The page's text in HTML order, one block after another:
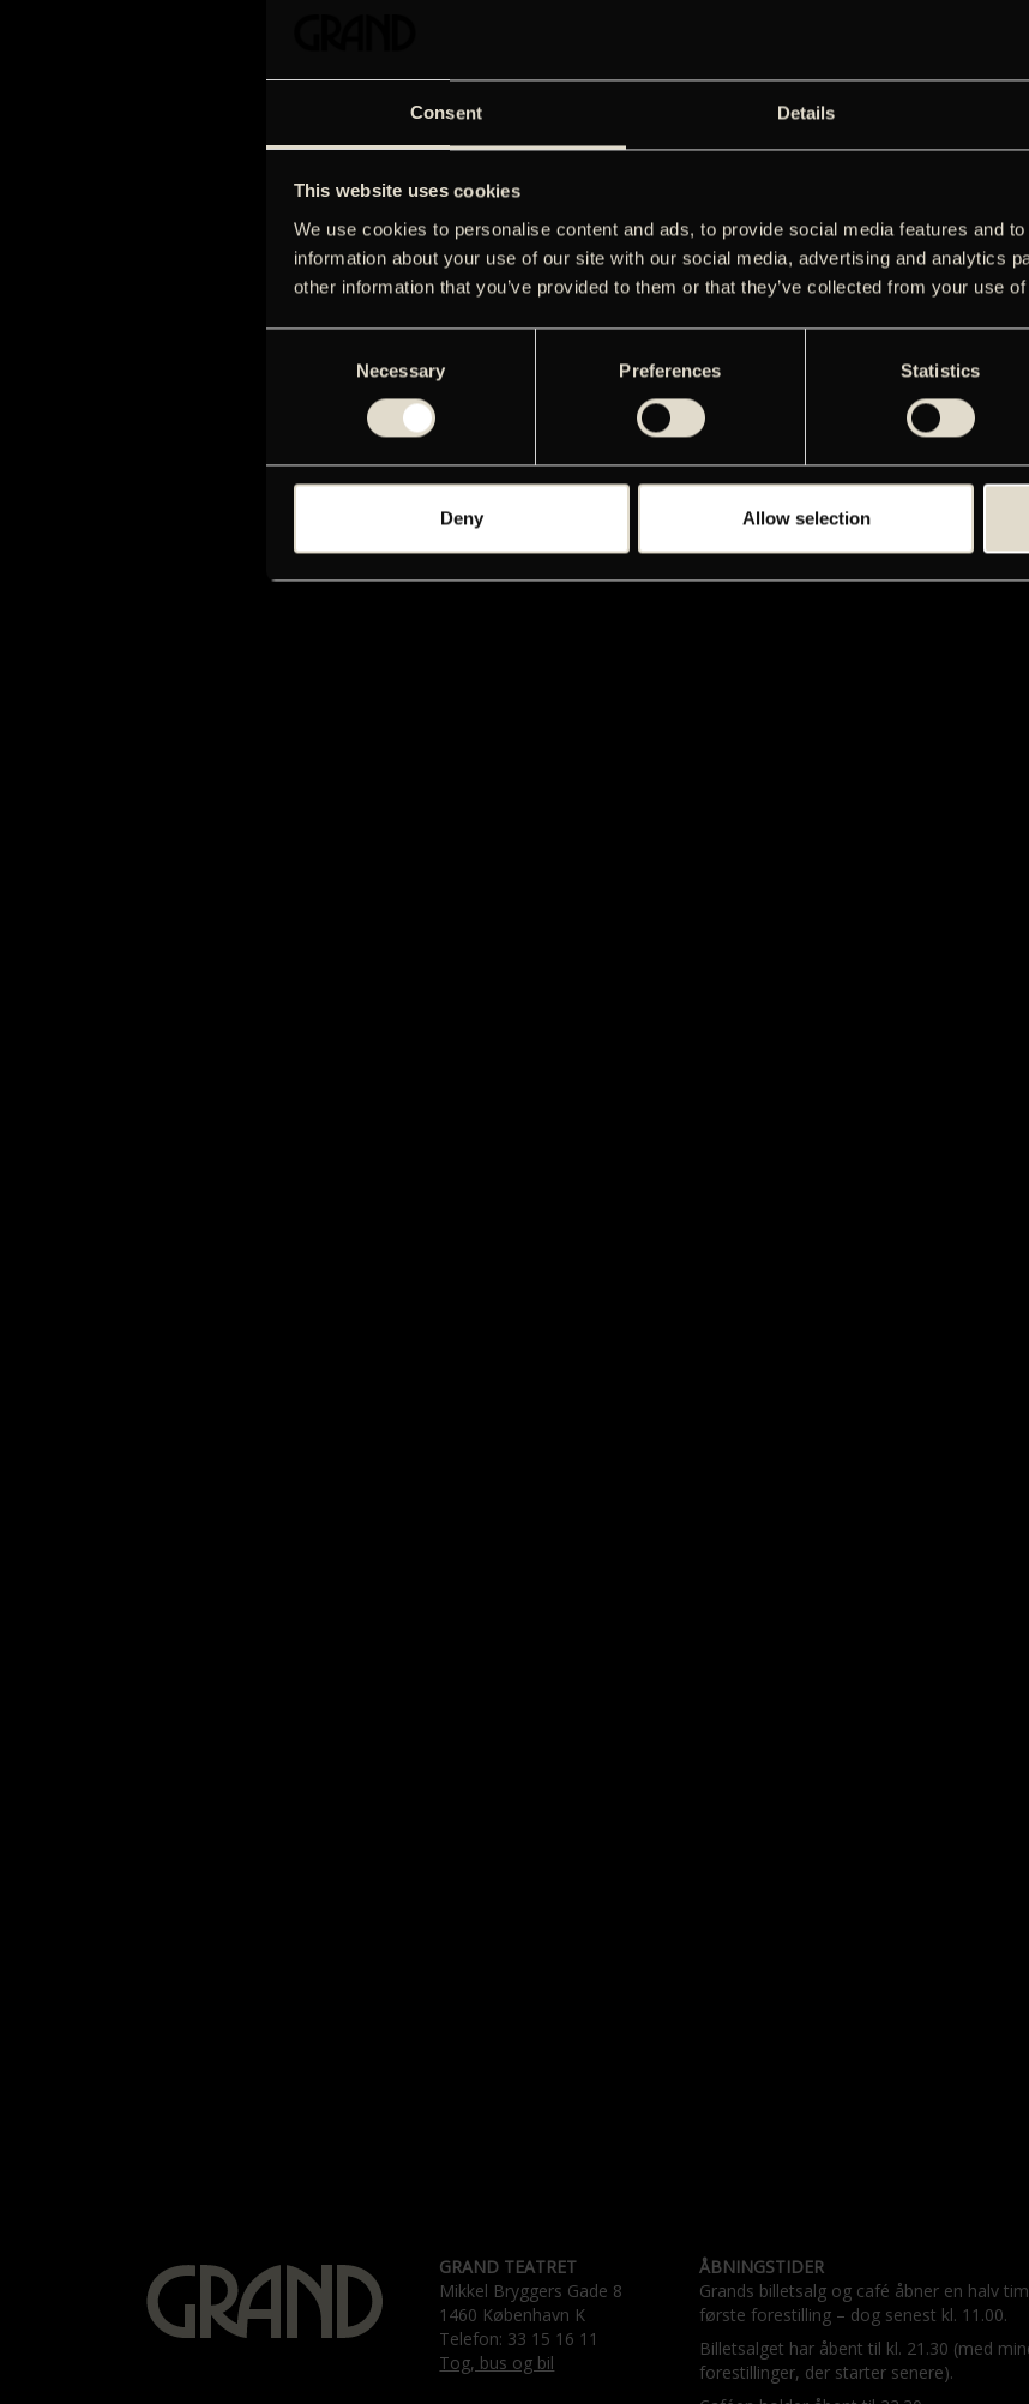
Consent Details
This website uses cookies
We use cookies to personalise content and ads, to provide social media features and
information about your use of our site with our social media, advertising and analytics
other information that you’ve provided to them or that they’ve collected from your use
Necessary Preferences Statistics
Deny Allow selection
GRAND TEATRET
Mikkel Bryggers Gade 8
1460 København K
Telefon: 33 15 16 11
Tog, bus og bil
ÅBNINGSTIDER
Grands billetsalg og café åbner en halv
første forestilling – dog senest kl. 11.00.
Billetsalget har åbent til kl. 21.30 (med
forestillinger, der starter senere).